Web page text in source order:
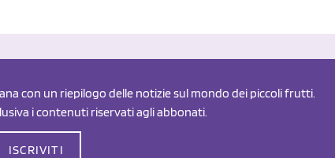
con un riepilogo delle notizie sul mondo dei piccoli frutti.
i contenuti riservati agli abbonati.
ISCRIVITI